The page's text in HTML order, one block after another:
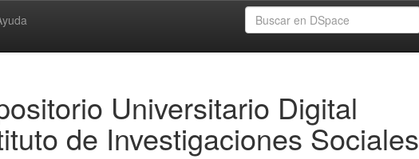
Universitario Digital
de Investigaciones Sociales